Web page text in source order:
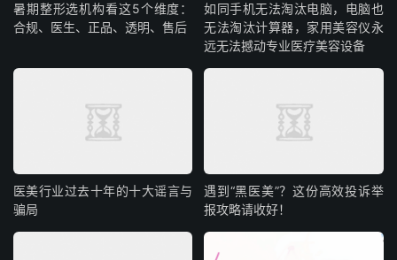
暑期整形选机构看这5个维度：
合规、医生、正品、透明、售后
如同手机无法淘汰电脑，电脑也
无法淘汰计算器，家用美容仪永
远无法撼动专业医疗美容设备
医美行业过去十年的十大谣言与
骗局
遇到“黑医美”？这份高效投诉举
报攻略请收好！​